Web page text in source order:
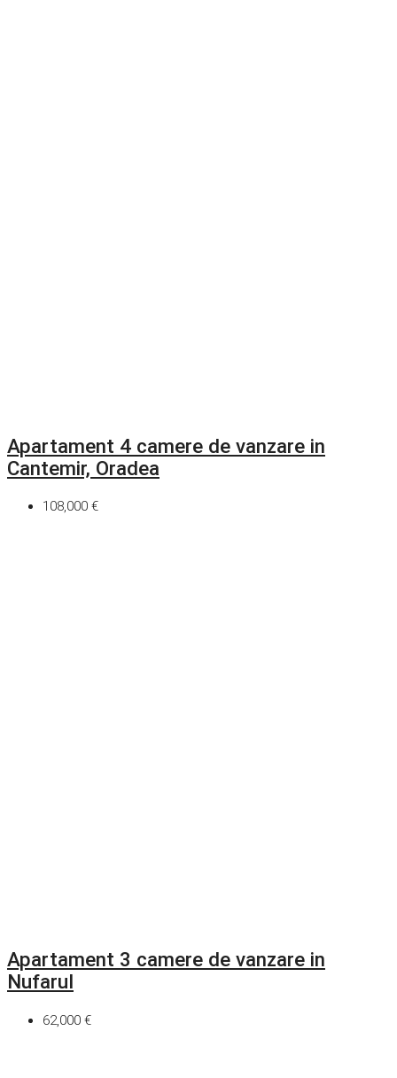
Apartament 4 camere de vanzare in
Cantemir, Oradea
108,000 €
Apartament 3 camere de vanzare in
Nufarul
62,000 €